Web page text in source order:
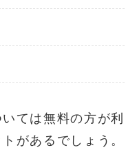
ては無料の方が利
があるでしょう。